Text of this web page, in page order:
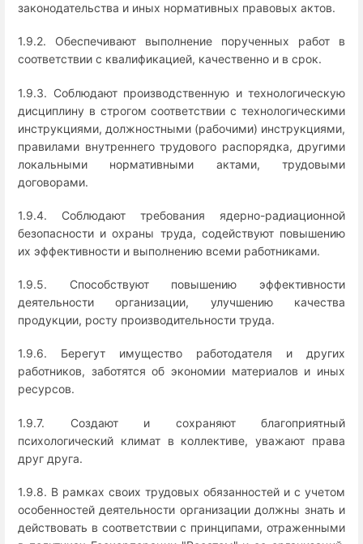
законодательства и иных нормативных правовых актов.
1.9.2. Обеспечивают выполнение порученных работ в
соответствии с квалификацией, качественно и в срок.
1.9.3. Соблюдают производственную и технологическую
дисциплину в строгом соответствии с технологическими
инструкциями, должностными (рабочими) инструкциями,
правилами внутреннего трудового распорядка, другими
локальными нормативными актами, трудовыми
договорами.
1.9.4. Соблюдают требования ядерно-радиационной
безопасности и охраны труда, содействуют повышению
их эффективности и выполнению всеми работниками.
1.9.5. Способствуют повышению эффективности
деятельности организации, улучшению качества
продукции, росту производительности труда.
1.9.6. Берегут имущество работодателя и других
работников, заботятся об экономии материалов и иных
ресурсов.
1.9.7. Создают и сохраняют благоприятный
психологический климат в коллективе, уважают права
друг друга.
1.9.8. В рамках своих трудовых обязанностей и с учетом
особенностей деятельности организации должны знать и
действовать в соответствии с принципами, отраженными